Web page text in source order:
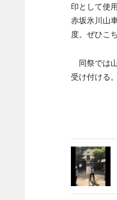
印として使
赤坂氷川山
度。ぜひこ
同祭では
受け付ける。